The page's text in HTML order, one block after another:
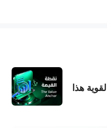
استثمارية، ولا تقدم أي التزامات أو ضمانات.
هذا